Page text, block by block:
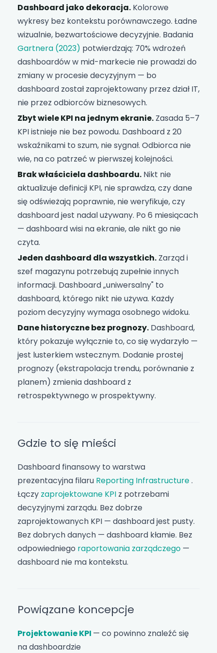
Dashboard jako dekoracja. Kolorowe
wykresy bez kontekstu porównawczego. Ładne
wizualnie, bezwartościowe decyzyjnie. Badania
Gartnera (2023) potwierdzają: 70% wdrożeń
dashboardów w mid-markecie nie prowadzi do
zmiany w procesie decyzyjnym — bo
dashboard został zaprojektowany przez dział IT,
nie przez odbiorców biznesowych.
Zbyt wiele KPI na jednym ekranie. Zasada 5–7
KPI istnieje nie bez powodu. Dashboard z 20
wskaźnikami to szum, nie sygnał. Odbiorca nie
wie, na co patrzeć w pierwszej kolejności.
Brak właściciela dashboardu. Nikt nie
aktualizuje definicji KPI, nie sprawdza, czy dane
się odświeżają poprawnie, nie weryfikuje, czy
dashboard jest nadal używany. Po 6 miesiącach
— dashboard wisi na ekranie, ale nikt go nie
czyta.
Jeden dashboard dla wszystkich. Zarząd i
szef magazynu potrzebują zupełnie innych
informacji. Dashboard „uniwersalny" to
dashboard, którego nikt nie używa. Każdy
poziom decyzyjny wymaga osobnego widoku.
Dane historyczne bez prognozy. Dashboard,
który pokazuje wyłącznie to, co się wydarzyło —
jest lusterkiem wstecznym. Dodanie prostej
prognozy (ekstrapolacja trendu, porównanie z
planem) zmienia dashboard z
retrospektywnego w prospektywny.
Gdzie to się mieści
Dashboard finansowy to warstwa
prezentacyjna filaru Reporting Infrastructure.
Łączy zaprojektowane KPI z potrzebami
decyzyjnymi zarządu. Bez dobrze
zaprojektowanych KPI — dashboard jest pusty.
Bez dobrych danych — dashboard kłamie. Bez
odpowiedniego raportowania zarządczego —
dashboard nie ma kontekstu.
Powiązane koncepcje
Projektowanie KPI — co powinno znaleźć się
na dashboardzie